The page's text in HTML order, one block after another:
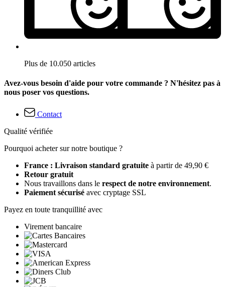
Plus de 10.050 articles
Avez-vous besoin d'aide pour votre commande ? N'hésitez pas à
nous poser vos questions.
Contact
Qualité vérifiée
Pourquoi acheter sur notre boutique ?
France : Livraison standard gratuite à partir de 49,90 €
Retour gratuit
Nous travaillons dans le respect de notre environnement.
Paiement sécurisé avec cryptage SSL
Payez en toute tranquillité avec
Virement bancaire